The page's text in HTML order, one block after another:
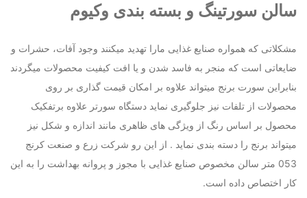
سالن سورتینگ و بسته بندی وکیوم
مشکلاتی که همواره صنایع غذایی مارا تهدید میکنند وجود آفات، حشرات و
ضایعاتی است که منجر به فاسد شدن و یا افت کیفیت محصولات میگردند
بنابراین سورت برنج میتواند علاوه بر امکان قیمت گذاری بر روی
محصولات از تلفات نیز جلوگیری نماید دستگاه سورتر علاوه برتفکیک
محصول بر اساس رنگ از ویژگی های ظاهری مانند اندازه و شکل نیز
میتواند برنج را دسته بندی نماید . از این رو شرکت زرع و صنعت کرنج
053 متر سالن مخصوص صنایع غذایی با مجوز و پروانه بهداشت را به این
کار اختصاص داده است.